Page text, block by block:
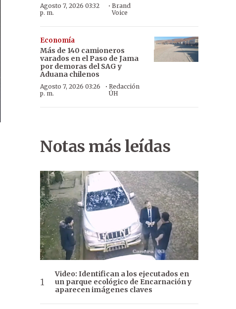
Agosto 7, 2026 03:32
p. m.
· Brand
Voice
Economía
Más de 140 camioneros
varados en el Paso de Jama
por demoras del SAG y
Aduana chilenos
Agosto 7, 2026 03:26
p. m.
·Redacción
ÚH
Notas más leídas
Video: Identifican a los ejecutados en
un parque ecológico de Encarnación y
aparecen imágenes claves